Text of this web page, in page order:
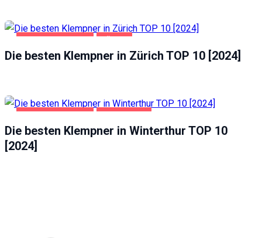
Die besten Klempner in Zürich TOP 10 [2024]
Die besten Klempner in Winterthur TOP 10
[2024]